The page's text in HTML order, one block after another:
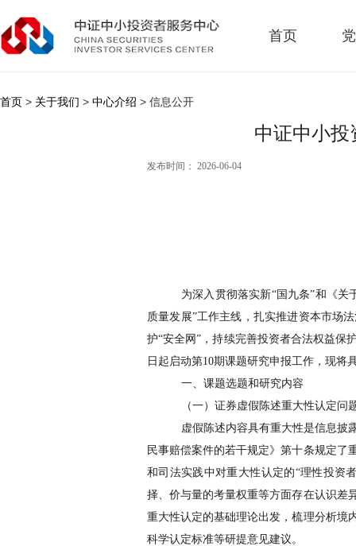
首页
首页 > 关于我们 > 中心介绍 > 信息公开
中证中小
发布时间： 2026-06-04
为深入贯彻落实新“国九条”和《关
质量发展”工作主线，扎实推进资本市场
护“安全网”，持续完善投资者合法权益保
日起启动第10期课题研究申报工作，现将
一、课题选题和研究内容
（一）证券虚假陈述重大性认定问
虚假陈述内容具有重大性是信息披
民事赔偿案件的若干规定》第十条规定了
和司法实践中对重大性认定的“理性投资
择、价与量的考量权重等方面存在认识差
重大性认定的基础理论出发，梳理分析境
科学认定标准等研提意见建议。